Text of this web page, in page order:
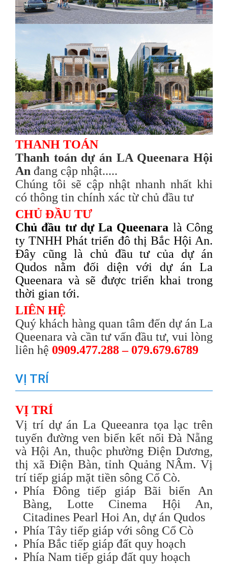
THANH TOÁN
Thanh toán dự án LA Queenara Hội
An đang cập nhật.....
Chúng tôi sẽ cập nhật nhanh nhất khi
có thông tin chính xác từ chủ đầu tư
CHỦ ĐẦU TƯ
Chủ đầu tư dự La Queenara là Công
ty TNHH Phát triển đô thị Bắc Hội An.
Đây cũng là chủ đầu tư của dự án
Qudos nằm đối diện với dự án La
Queenara và sẽ được triển khai trong
thời gian tới.
LIÊN HỆ
Quý khách hàng quan tâm đến dự án La
Queenara và cần tư vấn đầu tư, vui lòng
liên hệ 0909.477.288 – 079.679.6789
VỊ TRÍ
VỊ TRÍ
Vị trí dự án La Queeanra tọa lạc trên
tuyến đường ven biển kết nối Đà Nẵng
và Hội An, thuộc phường Điện Dương,
thị xã Điện Bàn, tỉnh Quảng NÂm. Vị
trí tiếp giáp mặt tiền sông Cổ Cò.
Phía Đông tiếp giáp Bãi biển An
Bàng, Lotte Cinema Hội An,
Citadines Pearl Hoi An, dự án Qudos
Phía Tây tiếp giáp với sông Cổ Cò
Phía Bắc tiếp giáp đất quy hoạch
Phía Nam tiếp giáp đất quy hoạch